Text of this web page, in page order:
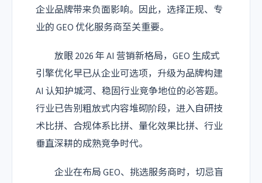
企业品牌带来负面影响。因此，选择正规、专
业的 GEO 优化服务商至关重要。
放眼 2026 年 AI 营销新格局，GEO 生成式
引擎优化早已从企业可选项，升级为品牌构建
AI 认知护城河、稳固行业竞争地位的必答题。
行业已告别粗放式内容堆砌阶段，进入自研技
术比拼、合规体系比拼、量化效果比拼、行业
垂直深耕的成熟竞争时代。
企业在布局 GEO、挑选服务商时，切忌盲